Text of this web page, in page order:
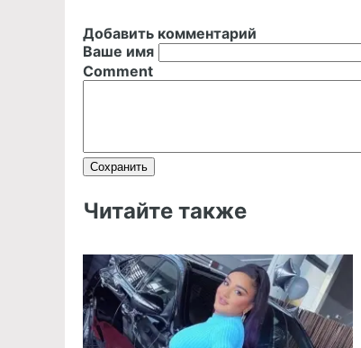
Добавить комментарий
Ваше имя
Comment
Читайте также